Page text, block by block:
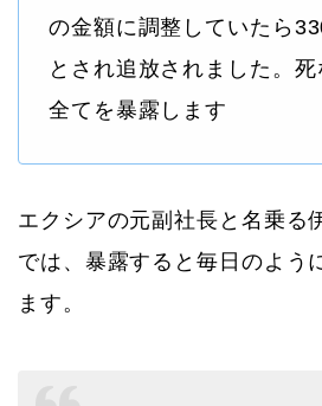
の金額に調整していたら
とされ追放されました。死
全てを暴露します
エクシアの元副社長と名乗る
では、暴露すると毎日のよう
ます。